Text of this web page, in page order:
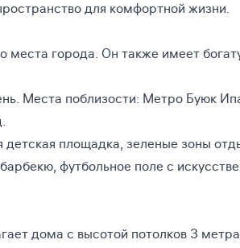
для комфортной жизни.
места города. Он также имеет
Места поблизости: Метро Буюк
детская площадка, зеленые зоны
футбольное поле с
дома с высотой потолков 3